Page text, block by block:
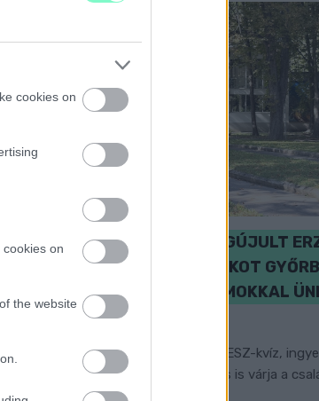
cookies on
on
the website
ÁTADJÁK A MEGÚJULT
LIGETI KRESZ-PARKOT
CSALÁDI PROGRAMOKKAL
FELÚJÍTÁST
Ügyességi versenyek, KRESZ-kvíz,
kerékpár- és e-rollerjelölés is várja a
augusztus 8-án.